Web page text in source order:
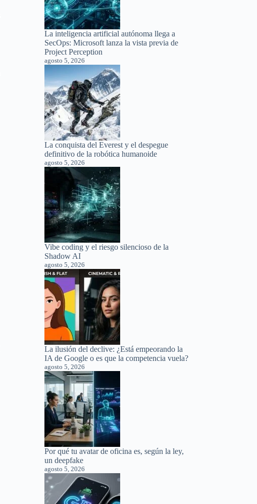
La inteligencia artificial autónoma llega a
SecOps: Microsoft lanza la vista previa de
Project Perception
agosto 5, 2026
La conquista del Everest y el despegue
definitivo de la robótica humanoide
agosto 5, 2026
Vibe coding y el riesgo silencioso de la
Shadow AI
agosto 5, 2026
La ilusión del declive: ¿Está empeorando la
IA de Google o es que la competencia vuela?
agosto 5, 2026
Por qué tu avatar de oficina es, según la ley,
un deepfake
agosto 5, 2026